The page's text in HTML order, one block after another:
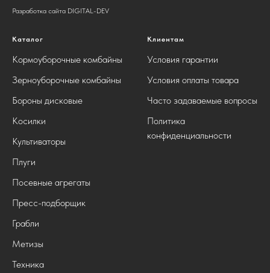
Разработка сайта DIGITAL-DEV
Каталог
Кормоуборочные комбайны
Зерноуборочные комбайны
Бороны дисковые
Косилки
Культиваторы
Плуги
Посевные агрегаты
Пресс-подборщик
Грабли
Метизы
Техника
Клиентам
Условия гарантии
Условия оплаты товара
Часто задаваемые вопросы
Политика
конфиденциальности